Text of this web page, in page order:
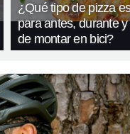
¿Qué tipo de pizza
para antes, durante
de montar en bici?